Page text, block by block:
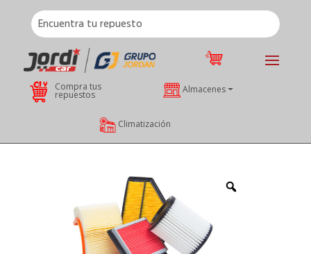
Compra tus
repuestos Almacenes
Climatización